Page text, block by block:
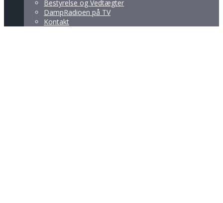
Bestyrelse og Vedtægter
DampRadioen på TV
Kontakt